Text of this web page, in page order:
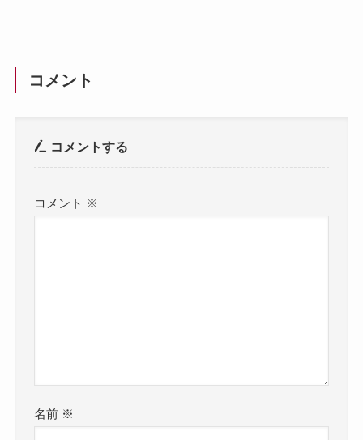
コメント
コメントする
コメント ※
名前 ※